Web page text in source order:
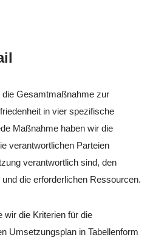
Gesamtmaßnahme zur
in vier spezifische
Maßnahme haben wir die
verantwortlichen Parteien
verantwortlich sind, den
die erforderlichen Ressourcen.
wir die Kriterien für die
Umsetzungsplan in Tabellenform